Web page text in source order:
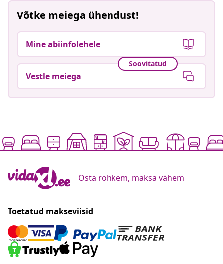
Võtke meiega ühendust!
Mine abiinfolehele
Soovitatud
Vestle meiega
Osta rohkem, maksa vähem
Toetatud makseviisid